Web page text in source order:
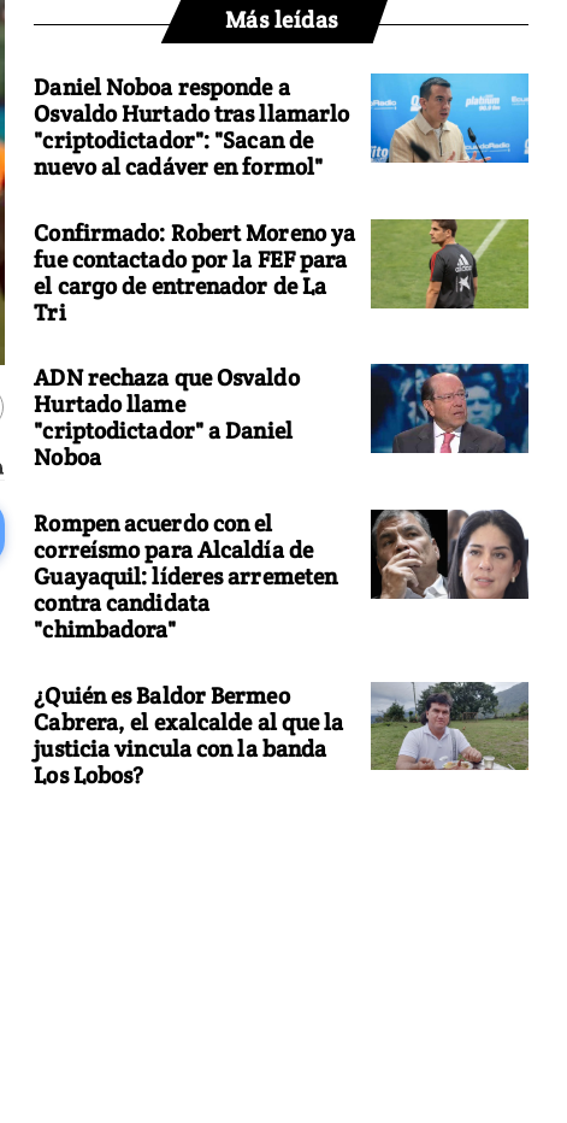
Más leídas
Daniel Noboa responde a
Osvaldo Hurtado tras llamarlo
"criptodictador": "Sacan de
nuevo al cadáver en formol"
Confirmado: Robert Moreno ya
fue contactado por la FEF para
el cargo de entrenador de La
Tri
ADN rechaza que Osvaldo
Hurtado llame
"criptodictador" a Daniel
Noboa
Rompen acuerdo con el
correísmo para Alcaldía de
Guayaquil: líderes arremeten
contra candidata
"chimbadora"
¿Quién es Baldor Bermeo
Cabrera, el exalcalde al que la
justicia vincula con la banda
Los Lobos?